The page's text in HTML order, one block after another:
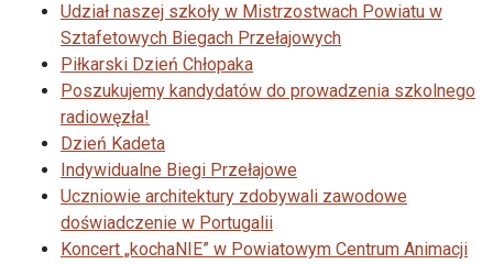
Udział naszej szkoły w Mistrzostwach Powiatu w
Sztafetowych Biegach Przełajowych
Piłkarski Dzień Chłopaka
Poszukujemy kandydatów do prowadzenia szkolnego
radiowęzła!
Dzień Kadeta
Indywidualne Biegi Przełajowe
Uczniowie architektury zdobywali zawodowe
doświadczenie w Portugalii
Koncert „kochaNIE” w Powiatowym Centrum Animacji